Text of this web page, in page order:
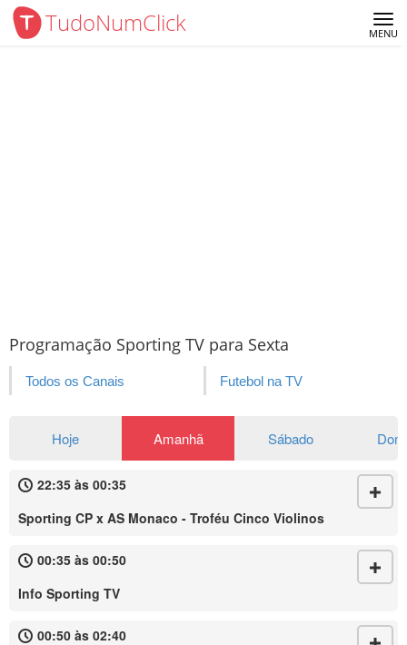
TudoNumClick MENU
Programação Sporting TV para Sexta
Todos os Canais Futebol na TV
Hoje Amanhã Sábado
22:35 às 00:35
Sporting CP x AS Monaco - Troféu Cinco Violinos
00:35 às 00:50
Info Sporting TV
00:50 às 02:40